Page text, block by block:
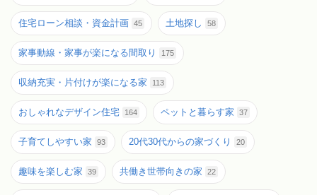
住宅ローン相談・資金計画 45 土地探し 58
家事動線・家事が楽になる間取り 175
収納充実・片付けが楽になる家 113
おしゃれなデザイン住宅 164 ペットと暮らす家 37
子育てしやすい家 93 20代30代からの家づくり 20
趣味を楽しむ家 39 共働き世帯向きの家 22